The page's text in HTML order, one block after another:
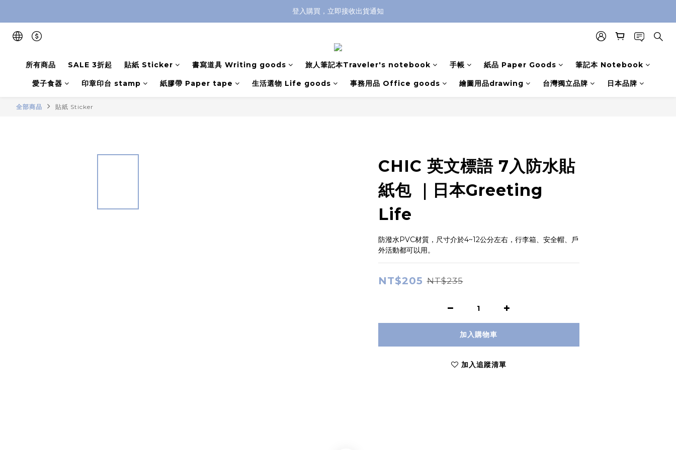
全館滿兩千免運！
登入購買，立即接收出貨通知
所有商品 SALE 3折起 貼紙 Sticker 書寫道具 Writing goods 旅人筆記本Traveler's notebook 手帳 紙品 Paper Goods 筆記本 Notebook
愛子食器 印章印台 stamp 紙膠帶 Paper tape 生活選物 Life goods 事務用品 Office goods 繪圖用品drawing 台灣獨立品牌 日本品牌
全部商品 貼紙 Sticker
CHIC 英文標語 7入防水貼
紙包 ｜日本Greeting
Life
防潑水PVC材質，尺寸介於4~12公分左右，行李箱、安全帽、戶
外活動都可以用。
NT$205 NT$235
加入購物車
加入追蹤清單